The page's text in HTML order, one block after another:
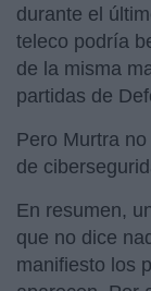
durante el
teleco podría
de la misma
partidas de
Pero Murtra
de
En resumen,
que no dice
manifiesto los